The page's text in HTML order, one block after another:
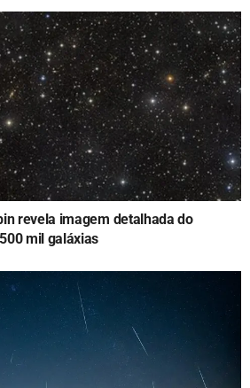
revela imagem detalhada do
mil galáxias